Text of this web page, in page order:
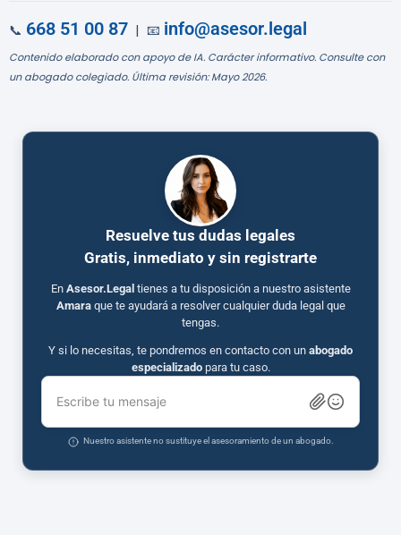
📞 668 51 00 87 | 📧 info@asesor.legal
Contenido elaborado con apoyo de IA. Carácter informativo. Consulte con
un abogado colegiado. Última revisión: Mayo 2026.
Resuelve tus dudas legales
Gratis, inmediato y sin registrarte
En Asesor.Legal tienes a tu disposición a nuestro asistente
Amaraque te ayudará a resolver cualquier duda legal que
tengas.
Y si lo necesitas, te pondremos en contacto con un abogado
especializadopara tu caso.
Escribe tu mensaje
Nuestro asistente no sustituye el asesoramiento de un abogado.